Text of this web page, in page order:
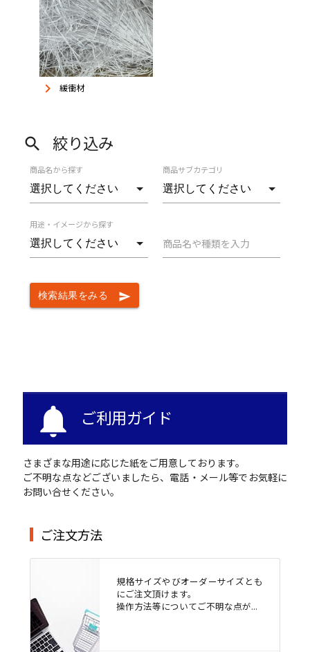
keyboard_arrow_right 緩衝材
search 絞り込み
商品名から探す 商品サブカテゴリ
用途・イメージから探す
商品名や種類を入力
send
検索結果をみる
notifications ご利用ガイド
さまざまな用途に応じた紙をご用意しております。
ご不明な点などございましたら、電話・メール等でお気軽に
お問い合せください。
ご注文方法
規格サイズやびオーダーサイズとも
にご注文頂けます。
操作方法等についてご不明な点が...